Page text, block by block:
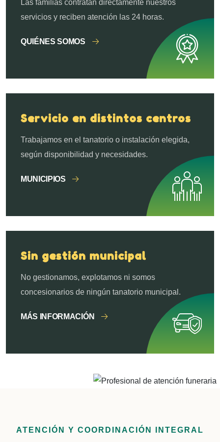
Las familias contratan directamente nuestros
servicios y reciben atención las 24 horas.
QUIÉNES SOMOS
Servicio en distintos centros
Trabajamos en el tanatorio o instalación elegida,
según disponibilidad y necesidades.
MUNICIPIOS
Sin gestión municipal
No gestionamos, explotamos ni somos
concesionarios de ningún tanatorio municipal.
MÁS INFORMACIÓN
ATENCIÓN Y COORDINACIÓN INTEGRAL